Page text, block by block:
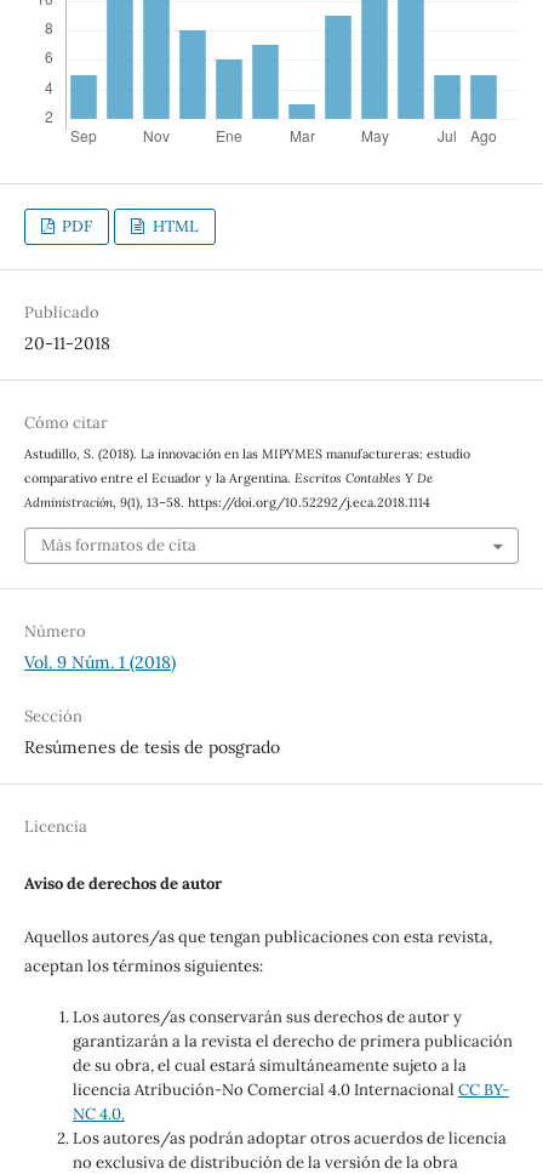
PDF HTML
Publicado
20-11-2018
Cómo citar
Astudillo, S. (2018). La innovación en las MIPYMES manufactureras: estudio
comparativo entre el Ecuador y la Argentina. Escritos Contables Y De
Administración, 9(1), 13–58. https://doi.org/10.52292/j.eca.2018.1114
Más formatos de cita
Número
Vol. 9 Núm. 1 (2018)
Sección
Resúmenes de tesis de posgrado
Licencia
Aviso de derechos de autor
Aquellos autores/as que tengan publicaciones con esta revista,
aceptan los términos siguientes:
Los autores/as conservarán sus derechos de autor y
garantizarán a la revista el derecho de primera publicación
de su obra, el cual estará simultáneamente sujeto a la
licencia Atribución-No Comercial 4.0 Internacional CC BY-
NC 4.0.
Los autores/as podrán adoptar otros acuerdos de licencia
no exclusiva de distribución de la versión de la obra